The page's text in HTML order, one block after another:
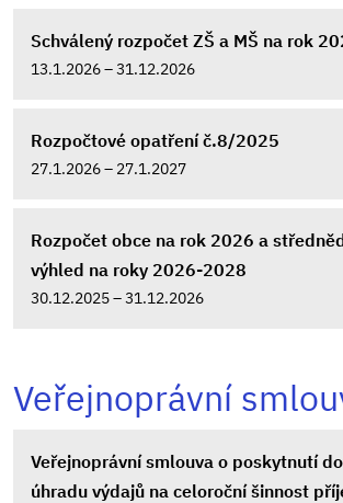
Schválený rozpočet ZŠ a MŠ na rok
13.1.2026 – 31.12.2026
Rozpočtové opatření č.8/2025
27.1.2026 – 27.1.2027
Rozpočet obce na rok 2026 a
výhled na roky 2026-2028
30.12.2025 – 31.12.2026
Veřejnoprávní
Veřejnoprávní smlouva o poskytnutí
úhradu výdajů na celoroční šinnost